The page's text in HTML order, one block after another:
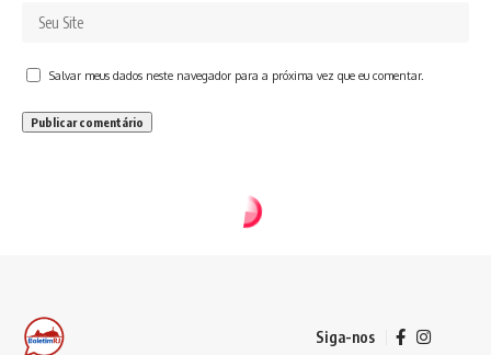
Salvar meus dados neste navegador para a próxima vez que eu comentar.
Siga-nos